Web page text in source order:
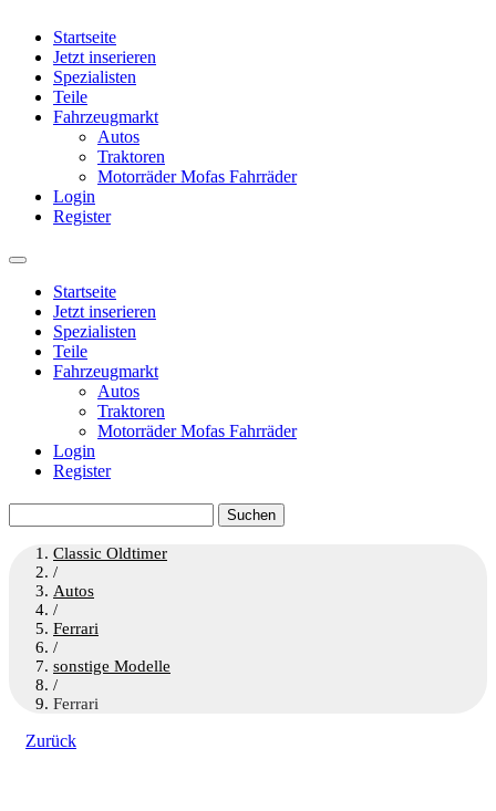
Startseite
Jetzt inserieren
Spezialisten
Teile
Fahrzeugmarkt
Autos
Traktoren
Motorräder Mofas Fahrräder
Login
Register
Startseite
Jetzt inserieren
Spezialisten
Teile
Fahrzeugmarkt
Autos
Traktoren
Motorräder Mofas Fahrräder
Login
Register
nach:
Classic Oldtimer
/
Autos
/
Ferrari
/
sonstige Modelle
/
Ferrari
Zurück